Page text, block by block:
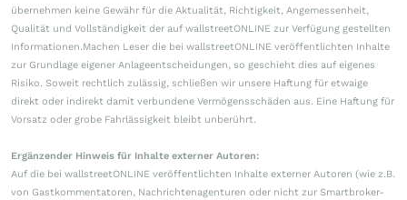
übernehmen keine Gewähr für die Aktualität, Richtigkeit, Angemessenheit,
Qualität und Vollständigkeit der auf wallstreetONLINE zur Verfügung gestellten
Informationen.Machen Leser die bei wallstreetONLINE veröffentlichten Inhalte
zur Grundlage eigener Anlageentscheidungen, so geschieht dies auf eigenes
Risiko. Soweit rechtlich zulässig, schließen wir unsere Haftung für etwaige
direkt oder indirekt damit verbundene Vermögensschäden aus. Eine Haftung für
Vorsatz oder grobe Fahrlässigkeit bleibt unberührt.
Ergänzender Hinweis für Inhalte externer Autoren:
Auf die bei wallstreetONLINE veröffentlichten Inhalte externer Autoren (wie z.B.
von Gastkommentatoren, Nachrichtenagenturen oder nicht zur Smartbroker-